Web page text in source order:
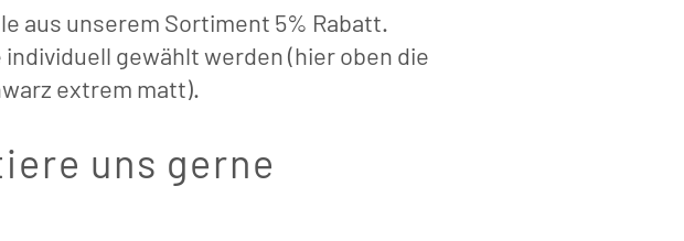
aus unserem Sortiment 5% Rabatt.
gewählt werden (hier oben die
extrem matt).
uns gerne